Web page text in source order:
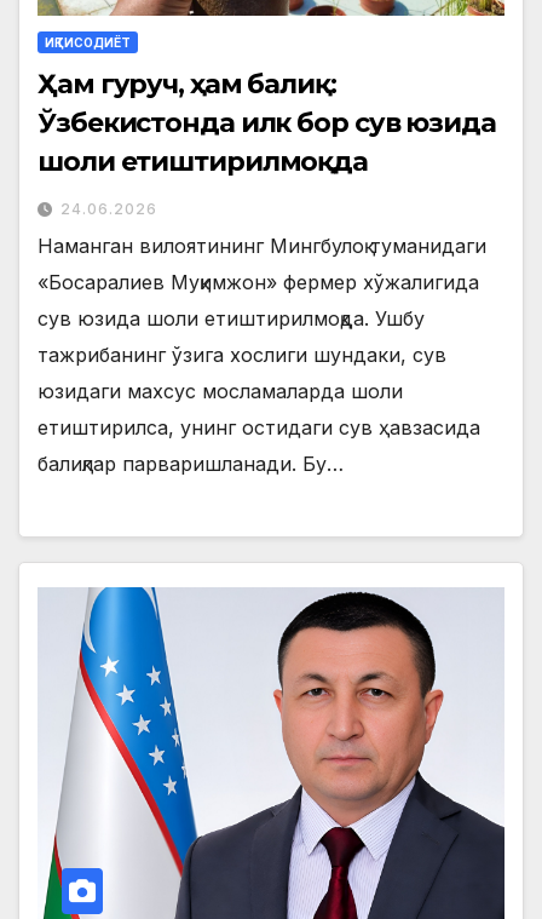
ИҚТИСОДИЁТ
Ҳам гуруч, ҳам балиқ:
Ўзбекистонда илк бор сув юзида
шоли етиштирилмоқда
24.06.2026
Наманган вилоятининг Мингбулоқ туманидаги
«Босаралиев Муқимжон» фермер хўжалигида
сув юзида шоли етиштирилмоқда. Ушбу
тажрибанинг ўзига хослиги шундаки, сув
юзидаги махсус мосламаларда шоли
етиштирилса, унинг остидаги сув ҳавзасида
балиқлар парваришланади. Бу…